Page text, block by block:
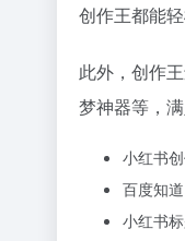
创作王都能
此外，创作
梦神器等，
小红书
百度知
小红书